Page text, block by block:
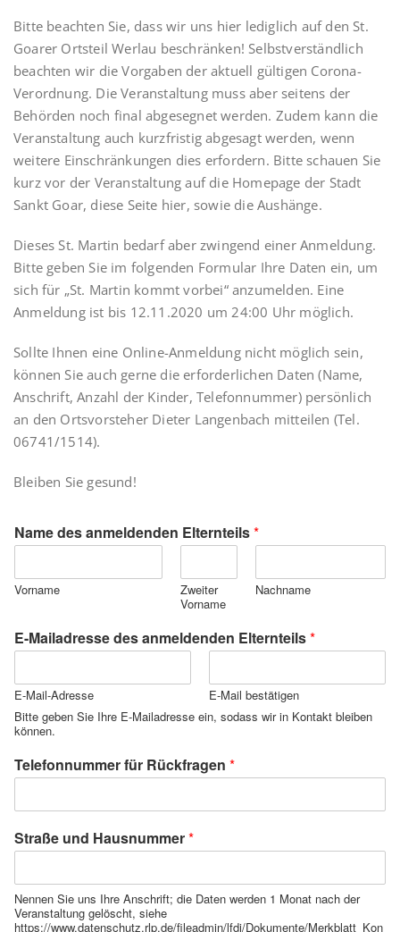
Bitte beachten Sie, dass wir uns hier lediglich auf den St.
Goarer Ortsteil Werlau beschränken! Selbstverständlich
beachten wir die Vorgaben der aktuell gültigen Corona-
Verordnung. Die Veranstaltung muss aber seitens der
Behörden noch final abgesegnet werden. Zudem kann die
Veranstaltung auch kurzfristig abgesagt werden, wenn
weitere Einschränkungen dies erfordern. Bitte schauen Sie
kurz vor der Veranstaltung auf die Homepage der Stadt
Sankt Goar, diese Seite hier, sowie die Aushänge.
Dieses St. Martin bedarf aber zwingend einer Anmeldung.
Bitte geben Sie im folgenden Formular Ihre Daten ein, um
sich für „St. Martin kommt vorbei“ anzumelden. Eine
Anmeldung ist bis 12.11.2020 um 24:00 Uhr möglich.
Sollte Ihnen eine Online-Anmeldung nicht möglich sein,
können Sie auch gerne die erforderlichen Daten (Name,
Anschrift, Anzahl der Kinder, Telefonnummer) persönlich
an den Ortsvorsteher Dieter Langenbach mitteilen (Tel.
06741/1514).
Bleiben Sie gesund!
Name des anmeldenden Elternteils*
Vorname
Zweiter
Vorname
Nachname
E-Mailadresse des anmeldenden Elternteils*
E-Mail-Adresse
E-Mail bestätigen
Bitte geben Sie Ihre E-Mailadresse ein, sodass wir in Kontakt bleiben
können.
Telefonnummer für Rückfragen *
Straße und Hausnummer*
Nennen Sie uns Ihre Anschrift; die Daten werden 1 Monat nach der
Veranstaltung gelöscht, siehe
https://www.datenschutz.rlp.de/fileadmin/lfdi/Dokumente/Merkblatt_Kon